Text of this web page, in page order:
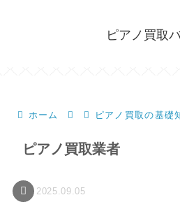
ピアノ買取
ホーム ピアノ買取の基礎
ピアノ買取業者
2025.09.05